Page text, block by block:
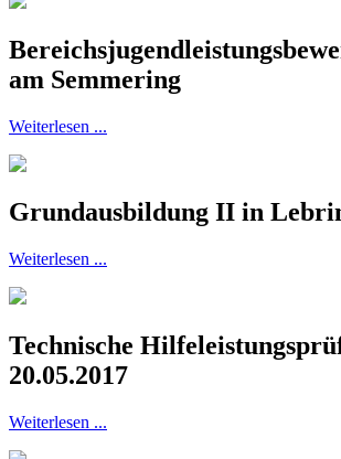
am Semmering
Weiterlesen ...
Grundausbildung II in
Weiterlesen ...
Technische
20.05.2017
Weiterlesen ...